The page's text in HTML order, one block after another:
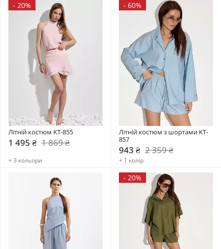
- 20%
Літній костюм KT-855
1 495 ₴ 1 869 ₴
+ 3 кольори
- 60%
Літній костюм з шортами KT-
857
943 ₴ 2 359 ₴
+ 1 колір
- 20%